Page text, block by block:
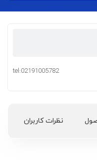
tel:02191005782
نظرات کاربران